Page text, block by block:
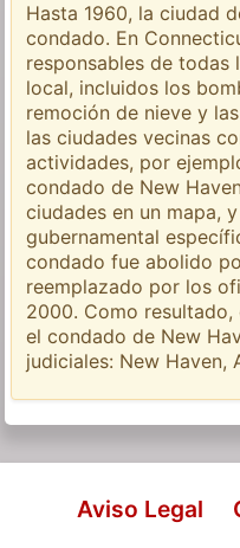
Hasta 1960, la ciudad
condado. En
responsables de todas
local, incluidos los
remoción de nieve y
las ciudades vecinas
actividades, por
condado de New
ciudades en un mapa,
gubernamental
condado fue abolido
reemplazado por los
2000. Como
el condado de New
judiciales: New Haven,
Aviso Legal